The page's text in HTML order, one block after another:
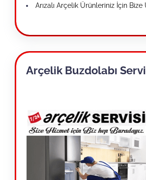
Arızalı Arçelik Ürünleriniz İçin Bize
Arçelik Buzdolabı